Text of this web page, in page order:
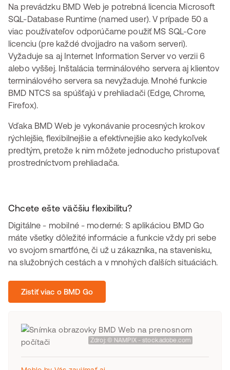
Na prevádzku BMD Web je potrebná licencia Microsoft
SQL-Database Runtime (named user). V prípade 50 a
viac používateľov odporúčame použiť MS SQL-Core
licenciu (pre každé dvojjadro na vašom serveri).
Vyžaduje sa aj Internet Information Server vo verzii 6
alebo vyššej. Inštalácia terminálového servera aj klientov
terminálového servera sa nevyžaduje. Mnohé funkcie
BMD NTCS sa spúšťajú v prehliadači (Edge, Chrome,
Firefox).
Vďaka BMD Web je vykonávanie procesných krokov
rýchlejšie, flexibilnejšie a efektívnejšie ako kedykoľvek
predtým, pretože k nim môžete jednoducho pristupovať
prostredníctvom prehliadača.
Chcete ešte väčšiu flexibilitu?
Digitálne - mobilné - moderné: S aplikáciou BMD Go
máte všetky dôležité informácie a funkcie vždy pri sebe
vo svojom smartfóne, či už u zákazníka, na stavenisku,
na služobných cestách a v mnohých ďalších situáciách.
Zistiť viac o BMD Go
Zdroj: © NAMPIX - stock.adobe.com